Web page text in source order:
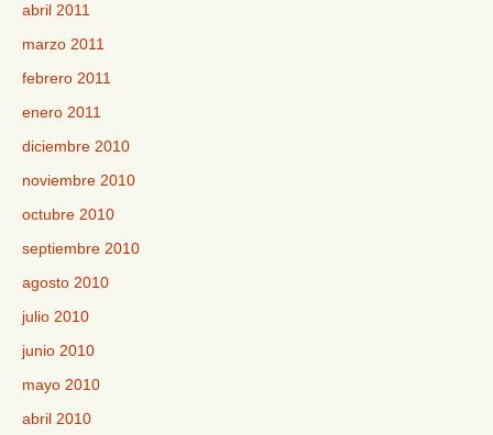
abril 2011
marzo 2011
febrero 2011
enero 2011
diciembre 2010
noviembre 2010
octubre 2010
septiembre 2010
agosto 2010
julio 2010
junio 2010
mayo 2010
abril 2010